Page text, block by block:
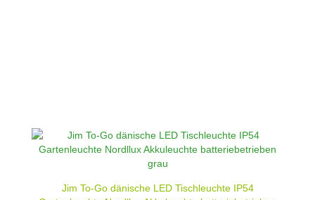
Jim To-Go dänische LED Tischleuchte IP54